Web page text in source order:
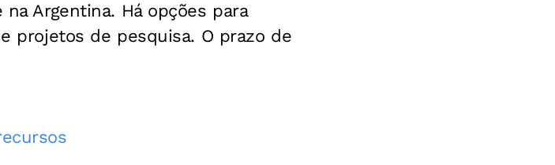
Argentina. Há opções para
projetos de pesquisa. O prazo de